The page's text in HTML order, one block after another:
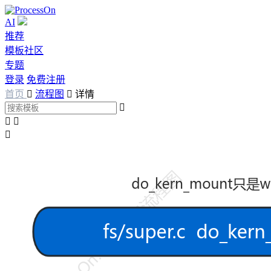
AI
推荐
模板社区
专题
登录 免费注册
首页  流程图  详情

 
